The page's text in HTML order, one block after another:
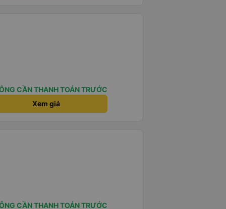
CẦN THANH TOÁN TRƯỚC
Xem giá
CẦN THANH TOÁN TRƯỚC